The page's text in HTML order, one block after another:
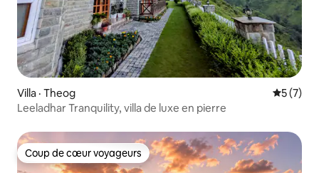
Villa · Theog Note
5 (7)
Leeladhar Tranquility, villa de luxe en pierre
Coup de cœur voyageurs
Coup de cœur voyageurs